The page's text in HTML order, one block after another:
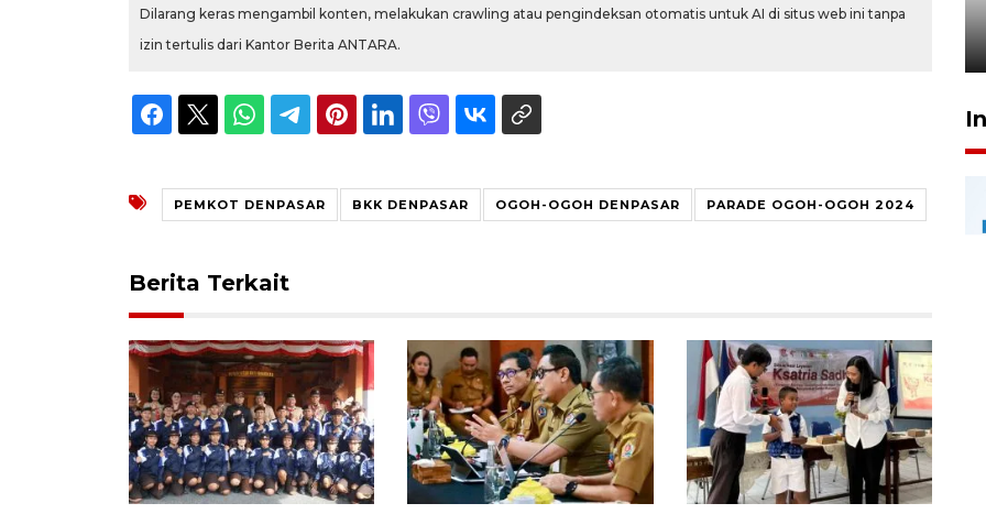
Dilarang keras mengambil konten, melakukan crawling atau pengindeksan otomatis untuk AI di situs web ini tanpa
izin tertulis dari Kantor Berita ANTARA.
PEMKOT DENPASAR BKK DENPASAR OGOH-OGOH DENPASAR PARADE OGOH-OGOH 2024
Berita Terkait
standar internasional